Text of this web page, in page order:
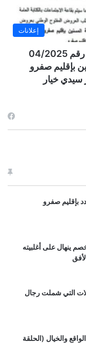
إعلانات
إعلان عن طلب عروض مفتوح وطني رقم 04/2025
بإقليم صفرو
سيدي خيار
بإقليم صفرو
ينهال على أغلبيته
التي شملت رجال
والخيال (الحلقة